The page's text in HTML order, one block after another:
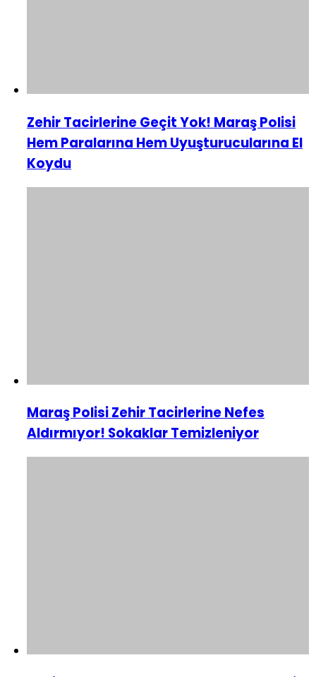
Zehir Tacirlerine Geçit Yok! Maraş Polisi
Hem Paralarına Hem Uyuşturucularına El
Koydu
Maraş Polisi Zehir Tacirlerine Nefes
Aldırmıyor! Sokaklar Temizleniyor